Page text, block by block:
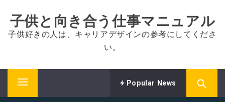
へ
キ
子供と向き合う仕事マニュアル
子供好きの人は、キャリアデザインの参考にしてくださ
い。
メ
Popular News